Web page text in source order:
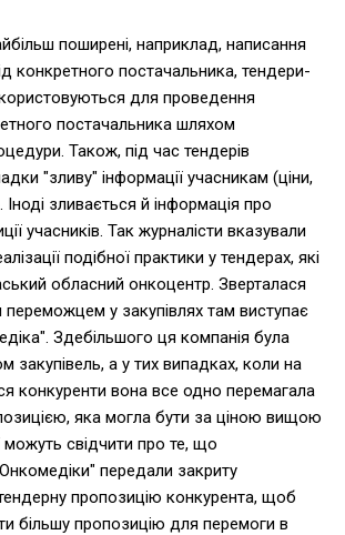
поширені, наприклад, написання
конкретного постачальника, тендери-
для проведення
постачальника шляхом
Також, під час тендерів
"зливу" інформації учасникам (ціни,
зливається й інформація про
учасників. Так журналісти вказували
подібної практики у тендерах, які
обласний онкоцентр. Зверталася
у закупівлях там виступає
Здебільшого ця компанія була
закупівель, а у тих випадках, коли на
конкуренти вона все одно перемагала
яка могла бути за ціною вищою
можуть свідчити про те, що
передали закриту
пропозицію конкурента, щоб
більшу пропозицію для перемоги в